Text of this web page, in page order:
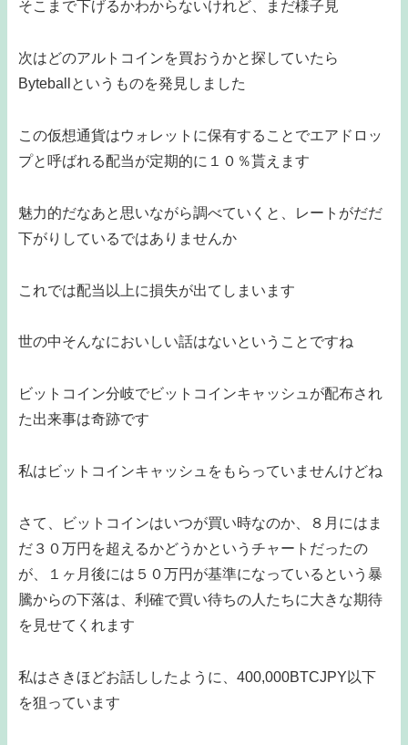
そこまで下げるかわからないけれど、まだ様子見
次はどのアルトコインを買おうかと探していたら
Byteballというものを発見しました
この仮想通貨はウォレットに保有することでエアドロッ
プと呼ばれる配当が定期的に１０％貰えます
魅力的だなあと思いながら調べていくと、レートがだだ
下がりしているではありませんか
これでは配当以上に損失が出てしまいます
世の中そんなにおいしい話はないということですね
ビットコイン分岐でビットコインキャッシュが配布され
た出来事は奇跡です
私はビットコインキャッシュをもらっていませんけどね
さて、ビットコインはいつが買い時なのか、８月にはま
だ３０万円を超えるかどうかというチャートだったの
が、１ヶ月後には５０万円が基準になっているという暴
騰からの下落は、利確で買い待ちの人たちに大きな期待
を見せてくれます
私はさきほどお話ししたように、400,000BTCJPY以下
を狙っています